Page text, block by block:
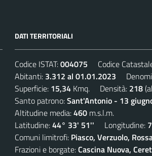
DATI TERRITORIALI
Codice ISTAT:004075 Codice
Abitanti: 3.312 al 01.01.2023
Superficie: 15,34 Kmq. Densità: 218
Santo patrono:Sant'Antonio - 13
Altitudine media:460 m.s.l.m.
Latitudine:44° 33' 51'' Longitudine:
Comuni limitrofi: Piasco, Verzuolo,
Frazioni e borgate:Cascina Nuova,